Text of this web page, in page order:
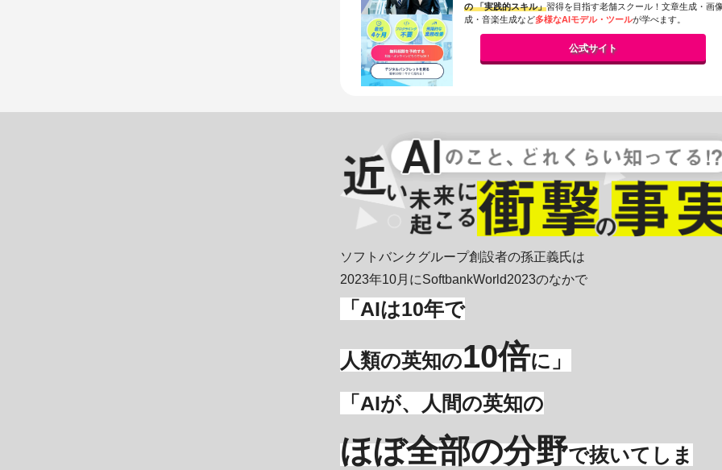
の 「実践的スキル」習得を目指す老舗スクール！文章生成・画
成・音楽生成など多様なAIモデル・ツールが学べます。
公式サイト
ソフトバンクグループ創設者の孫正義氏は
2023年10月にSoftbankWorld2023のなかで
「AIは10年で
人類の英知の10倍に」
「AIが、人間の英知の
ほぼ全部の分野で抜いてしま